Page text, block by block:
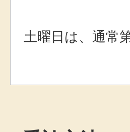
土曜日は、通常